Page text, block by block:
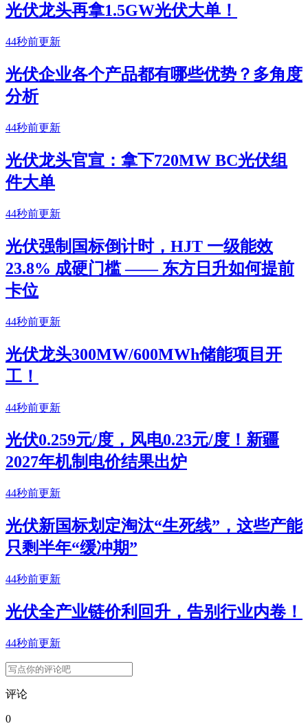
光伏龙头再拿1.5GW光伏大单！
44秒前更新
光伏企业各个产品都有哪些优势？多角度
分析
44秒前更新
光伏龙头官宣：拿下720MW BC光伏组
件大单
44秒前更新
光伏强制国标倒计时，HJT 一级能效
23.8% 成硬门槛 —— 东方日升如何提前
卡位
44秒前更新
光伏龙头300MW/600MWh储能项目开
工！
44秒前更新
光伏0.259元/度，风电0.23元/度！新疆
2027年机制电价结果出炉
44秒前更新
光伏新国标划定淘汰“生死线”，这些产能
只剩半年“缓冲期”
44秒前更新
光伏全产业链价利回升，告别行业内卷！
44秒前更新
评论
0